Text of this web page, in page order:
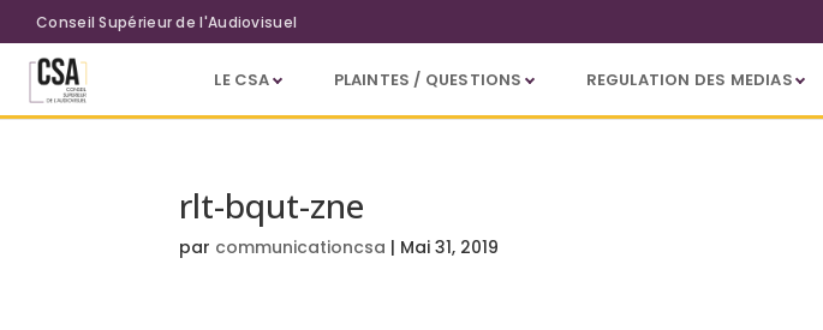
Aller au contenu principal
Conseil Supérieur de l'Audiovisuel
LE CSA PLAINTES / QUESTIONS REGULATION DES MEDIAS
rlt-bqut-zne
par communicationcsa | Mai 31, 2019